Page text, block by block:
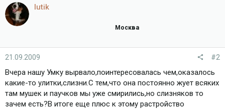
т
е
м
аlutik
Москва
21.09.2009 #2
Вчера нашу Умку вырвало,поинтересовалась чем,оказалось
какие-то улитки,слизни.С тем,что она постоянно жует всяких
там мушек и паучков мы уже смирились,но слизняков то
зачем есть?В итоге еще плюс к этому растройство